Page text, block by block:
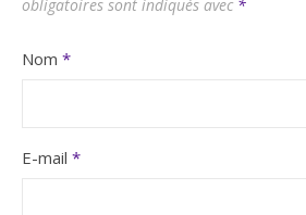
obligatoires sont indiqués avec *
Nom *
E-mail *